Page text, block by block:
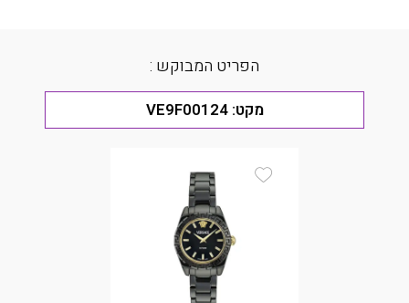
הפריט המבוקש :
מקט: VE9F00124
Add Wishlist